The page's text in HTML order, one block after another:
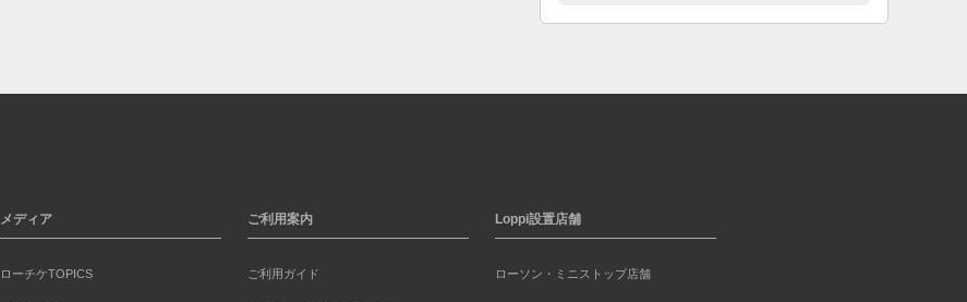
メディア
ローチケTOPICS
ご利用案内
ご利用ガイド
Loppi設置店舗
ローソン・ミニストップ店舗